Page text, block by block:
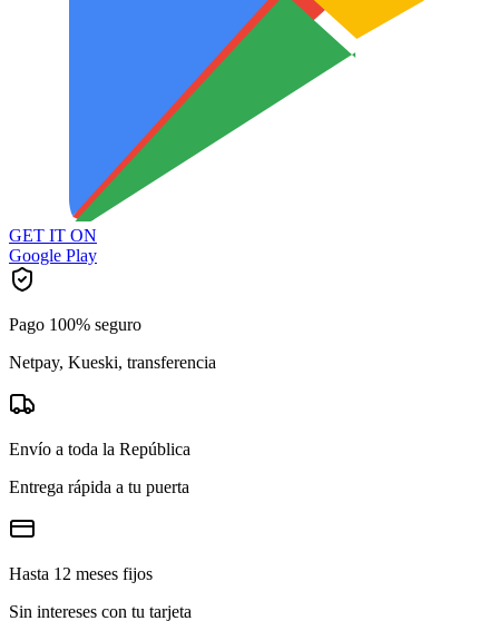
GET IT ON
Google Play
Pago 100% seguro
Netpay, Kueski, transferencia
Envío a toda la República
Entrega rápida a tu puerta
Hasta 12 meses fijos
Sin intereses con tu tarjeta